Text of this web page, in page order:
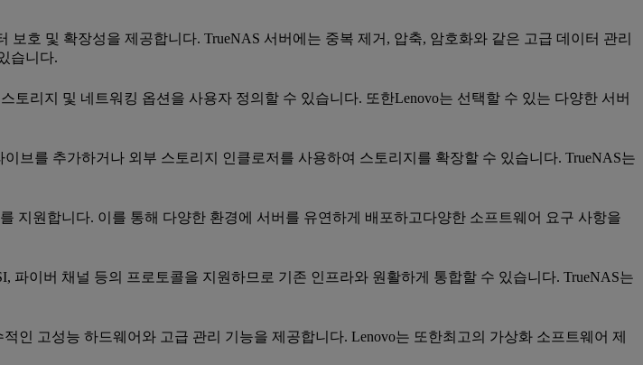
호 및 확장성을 제공합니다. TrueNAS 서버에는 중복 제거, 압축, 암호화와 같은 고급 데이터 관리
습니다.
리지 및 네트워킹 옵션을 사용자 정의할 수 있습니다. 또한Lenovo는 선택할 수 있는 다양한 서버
브를 추가하거나 외부 스토리지 인클로저를 사용하여 스토리지를 확장할 수 있습니다. TrueNAS는
지원합니다. 이를 통해 다양한 환경에 서버를 유연하게 배포하고다양한 소프트웨어 요구 사항을
파이버 채널 등의 프로토콜을 지원하므로 기존 인프라와 원활하게 통합할 수 있습니다. TrueNAS는
인 고성능 하드웨어와 고급 관리 기능을 제공합니다. Lenovo는 또한최고의 가상화 소프트웨어 제